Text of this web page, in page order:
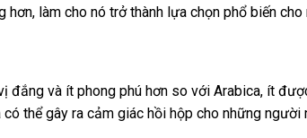
làm cho nó trở thành lựa chọn phổ biến
đắng và ít phong phú hơn so với Arabica, ít
thể gây ra cảm giác hồi hộp cho những